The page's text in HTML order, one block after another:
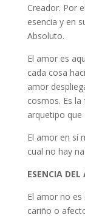
Creador. Por
esencia y en
Absoluto.
El amor es
cada cosa
amor
cosmos. Es
arquetipo que
El amor en sí
cual no hay
ESENCIA DEL
El amor no
cariño o